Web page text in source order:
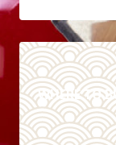
WHERE TO
DETAILS